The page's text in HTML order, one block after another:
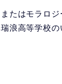
たはモラロ
高等学校の